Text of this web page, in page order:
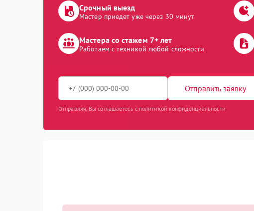
Срочный выезд
Мастер приедет уже через 30 минут
Мастера со стажем 7+ лет
Работаем с техникой любой сложности
Отправить заявку
Отправляя, Вы соглашаетесь с политикой конфиденциальности